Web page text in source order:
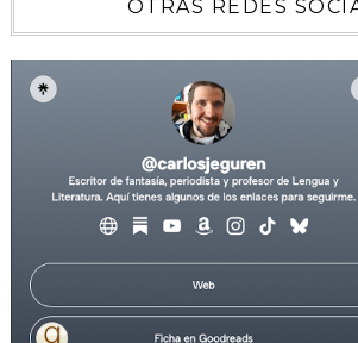
OTRAS REDES